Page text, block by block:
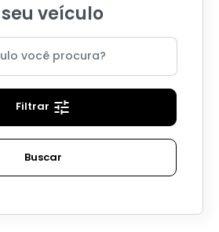
seu veículo
Filtrar
Buscar